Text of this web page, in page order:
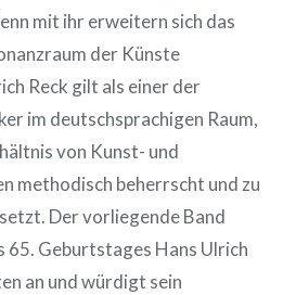
mit ihr erweitern sich das
der Künste
Reck gilt als einer der
im deutschsprachigen Raum,
von Kunst- und
methodisch beherrscht und zu
Der vorliegende Band
65. Geburtstages Hans Ulrich
an und würdigt sein